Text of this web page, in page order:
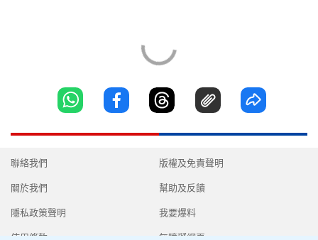
聯絡我們
關於我們
隱私政策聲明
使用條款
版權及免責聲明
幫助及反饋
我要爆料
無障礙網頁